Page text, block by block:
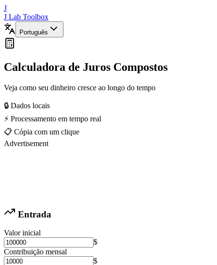
J
J Lab Toolbox
Português
Calculadora de Juros Compostos
Veja como seu dinheiro cresce ao longo do tempo
🔒 Dados locais
⚡ Processamento em tempo real
📋 Cópia com um clique
Advertisement
Entrada
Valor inicial
$
Contribuição mensal
$